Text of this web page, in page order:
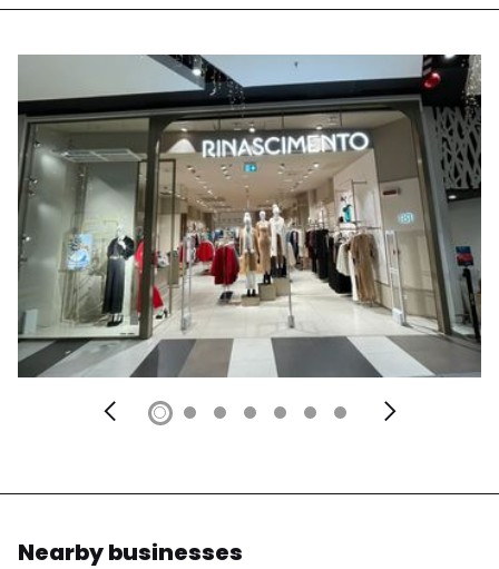
Nearby businesses